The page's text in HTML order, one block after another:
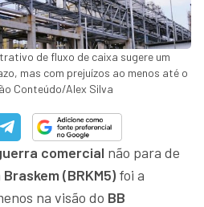
de fluxo de caixa sugere um
mas com prejuízos ao menos até o
Conteúdo/Alex Silva
comercial não para de
Braskem (BRKM5) foi a
na visão do BB